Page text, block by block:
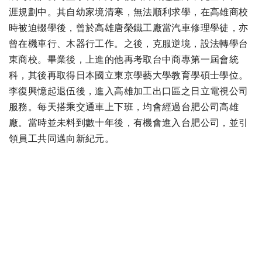
涯規劃中。其自幼家境清寒，無法順利求學，在高雄商校
時被迫輟學後，曾於高雄唐榮鐵工廠當汽車修理學徒，亦
曾在機車行、木器行工作。之後，克服逆境，設法轉學台
東商校。畢業後，上進的他再考取台中商專第一屆會統
科，其後再取得日本國立東京學藝大學教育學碩士學位。
李復興憶起退伍後，進入高雄加工出口區之日立電視公司
服務。每天搭乘交通車上下班，均會經過台肥公司高雄
廠。當時並未料到數十年後，有機會進入台肥公司，並引
領員工共同邁向新紀元。